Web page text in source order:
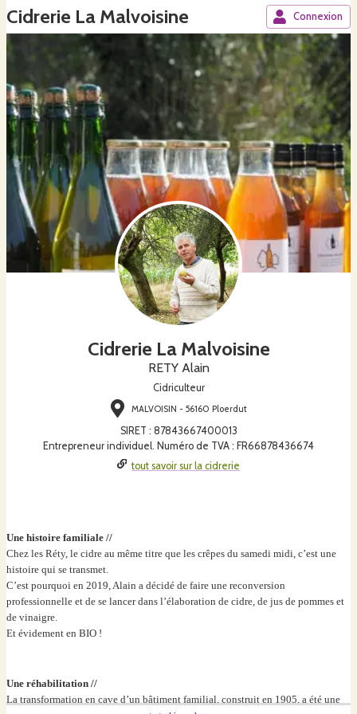
Cidrerie La Malvoisine Connexion
Cidrerie La Malvoisine
RETY Alain
Cidriculteur
MALVOISIN - 56160 Ploerdut
SIRET : 87843667400013
Entrepreneur individuel. Numéro de TVA : FR66878436674
tout savoir sur la cidrerie
Une histoire familiale //
Chez les Réty, le cidre au même titre que les crêpes du samedi midi, c’est une
histoire qui se transmet.
C’est pourquoi en 2019, Alain a décidé de faire une reconversion
professionnelle et de se lancer dans l’élaboration de cidre, de jus de pommes et
de vinaigre.
Et évidement en BIO !
Une réhabilitation //
La transformation en cave d’un bâtiment familial, construit en 1905, a été une